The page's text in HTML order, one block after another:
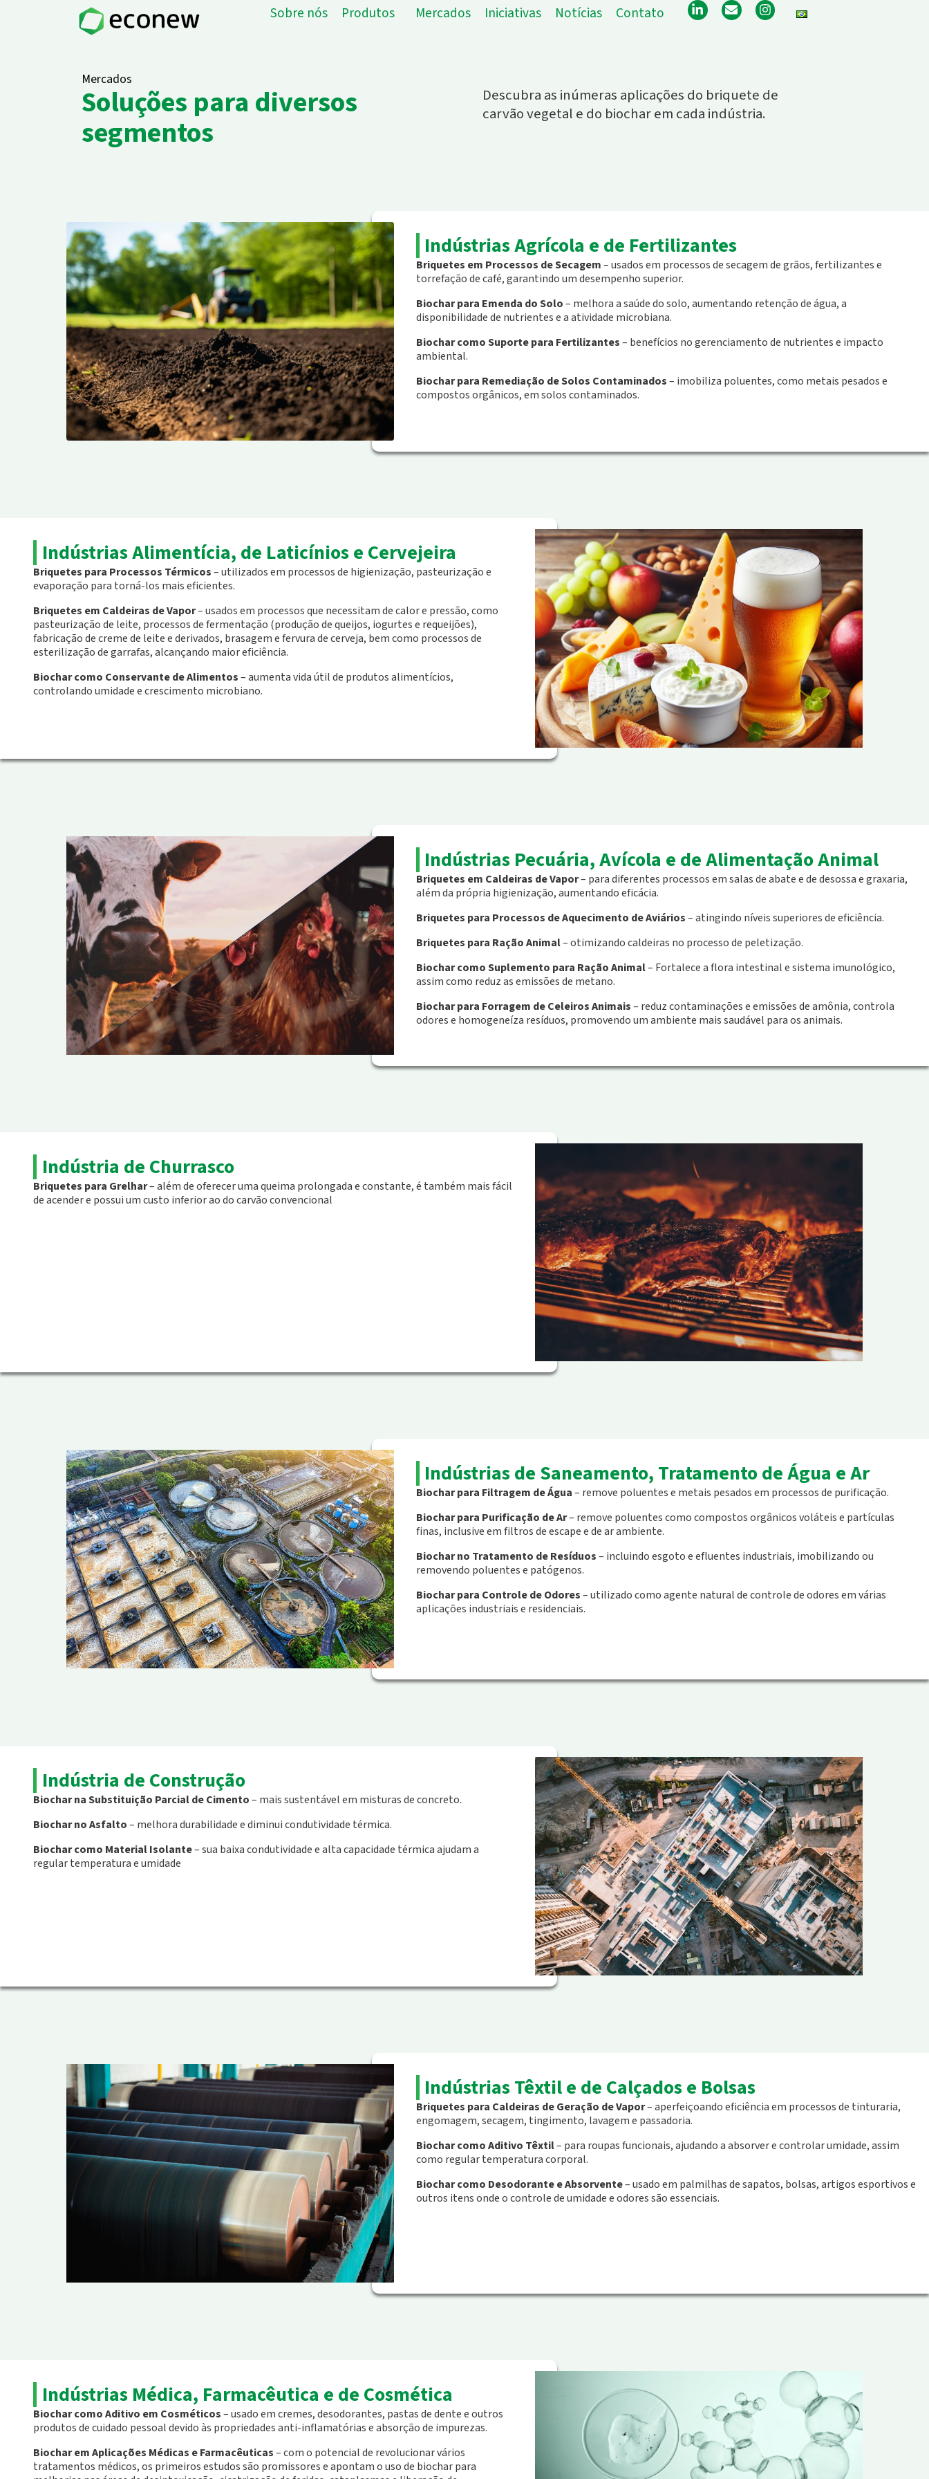
Sobre nós Produtos Mercados Iniciativas Notícias Contato
L
i
n
i
E
n
e
I
n
a
Mercados
Soluções para diversos
segmentos
Descubra as inúmeras aplicações do briquete de
carvão vegetal e do biochar em cada indústria.
Indústrias Agrícola e de Fertilizantes
Briquetes em Processos de Secagem– usados em processos de secagem de grãos, fertilizantes e
torrefação de café, garantindo um desempenho superior.
Biochar para Emenda do Solo– melhora a saúde do solo, aumentando retenção de água, a
disponibilidade de nutrientes e a atividade microbiana.
Biochar como Suporte para Fertilizantes– benefícios no gerenciamento de nutrientes e impacto
ambiental.
Biochar para Remediação de Solos Contaminados– imobiliza poluentes, como metais pesados e
compostos orgânicos, em solos contaminados.
Indústrias Alimentícia, de Laticínios e Cervejeira
Briquetes para Processos Térmicos– utilizados em processos de higienização, pasteurização e
evaporação para torná-los mais eficientes.
Briquetes em Caldeiras de Vapor– usados em processos que necessitam de calor e pressão, como
pasteurização de leite, processos de fermentação (produção de queijos, iogurtes e requeijões),
fabricação de creme de leite e derivados, brasagem e fervura de cerveja, bem como processos de
esterilização de garrafas, alcançando maior eficiência.
Biochar como Conservante de Alimentos– aumenta vida útil de produtos alimentícios,
controlando umidade e crescimento microbiano.
Indústrias Pecuária, Avícola e de Alimentação Animal
Briquetes em Caldeiras de Vapor– para diferentes processos em salas de abate e de desossa e graxaria,
além da própria higienização, aumentando eficácia.
Briquetes para Processos de Aquecimento de Aviários– atingindo níveis superiores de eficiência.
Briquetes para Ração Animal– otimizando caldeiras no processo de peletização.
Biochar como Suplemento para Ração Animal– Fortalece a flora intestinal e sistema imunológico,
assim como reduz as emissões de metano.
Biochar para Forragem de Celeiros Animais– reduz contaminações e emissões de amônia, controla
odores e homogeneíza resíduos, promovendo um ambiente mais saudável para os animais.
Indústria de Churrasco
Briquetes para Grelhar– além de oferecer uma queima prolongada e constante, é também mais fácil
de acender e possui um custo inferior ao do carvão convencional
Indústrias de Saneamento, Tratamento de Água e Ar
Biochar para Filtragem de Água– remove poluentes e metais pesados em processos de purificação.
Biochar para Purificação de Ar– remove poluentes como compostos orgânicos voláteis e partículas
finas, inclusive em filtros de escape e de ar ambiente.
Biochar no Tratamento de Resíduos– incluindo esgoto e efluentes industriais, imobilizando ou
removendo poluentes e patógenos.
Biochar para Controle de Odores– utilizado como agente natural de controle de odores em várias
aplicações industriais e residenciais.
Indústria de Construção
Biochar na Substituição Parcial de Cimento– mais sustentável em misturas de concreto.
Biochar no Asfalto– melhora durabilidade e diminui condutividade térmica.
Biochar como Material Isolante– sua baixa condutividade e alta capacidade térmica ajudam a
regular temperatura e umidade
Indústrias Têxtil e de Calçados e Bolsas
Briquetes para Caldeiras de Geração de Vapor– aperfeiçoando eficiência em processos de tinturaria,
engomagem, secagem, tingimento, lavagem e passadoria.
Biochar como Aditivo Têxtil– para roupas funcionais, ajudando a absorver e controlar umidade, assim
como regular temperatura corporal.
Biochar como Desodorante e Absorvente– usado em palmilhas de sapatos, bolsas, artigos esportivos e
outros itens onde o controle de umidade e odores são essenciais.
Indústrias Médica, Farmacêutica e de Cosmética
Biochar como Aditivo em Cosméticos– usado em cremes, desodorantes, pastas de dente e outros
produtos de cuidado pessoal devido às propriedades anti-inflamatórias e absorção de impurezas.
Biochar em Aplicações Médicas e Farmacêuticas– com o potencial de revolucionar vários
tratamentos médicos, os primeiros estudos são promissores e apontam o uso de biochar para